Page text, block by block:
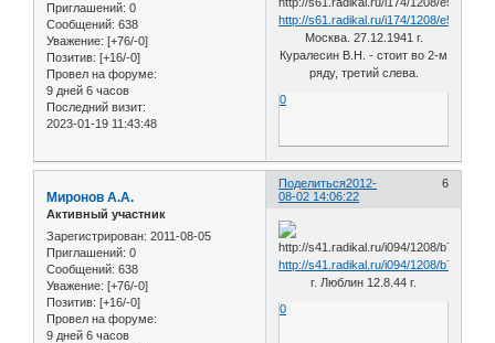
Приглашений: 0
Сообщений: 638
Уважение: [+76/-0]
Позитив: [+16/-0]
Провел на форуме:
9 дней 6 часов
Последний визит:
2023-01-19 11:43:48
http://s61.radikal.ru/i174/1208/e5/
Москва. 27.12.1941 г.
Куралесин В.Н. - стоит во 2-м
ряду, третий слева.
0
Поделиться 6
2012-
08-02 14:06:22
Миронов А.А.
Активный участник
Зарегистрирован: 2011-08-05
Приглашений: 0
Сообщений: 638
Уважение: [+76/-0]
Позитив: [+16/-0]
Провел на форуме:
9 дней 6 часов
http://s41.radikal.ru/i094/1208/b7/
г. Люблин 12.8.44 г.
0